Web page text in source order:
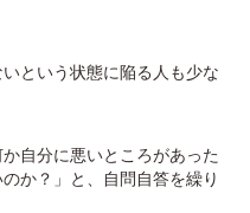
という状態に陥る人も少な
自分に悪いところがあった
か？」と、自問自答を繰り